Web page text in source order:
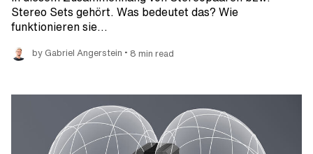
Stereo Sets gehört. Was bedeutet das? Wie
funktionieren sie…
by Gabriel Angerstein • 8 min read